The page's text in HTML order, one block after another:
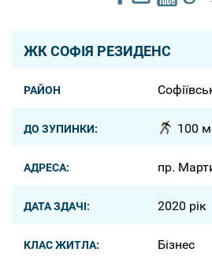
ЖК СОФІЯ РЕЗИДЕНС
РАЙОН
ДО ЗУПИНКИ: 100
АДРЕСА: пр.
ДАТА ЗДАЧІ: 2020 рік
КЛАС ЖИТЛА: Бізнес